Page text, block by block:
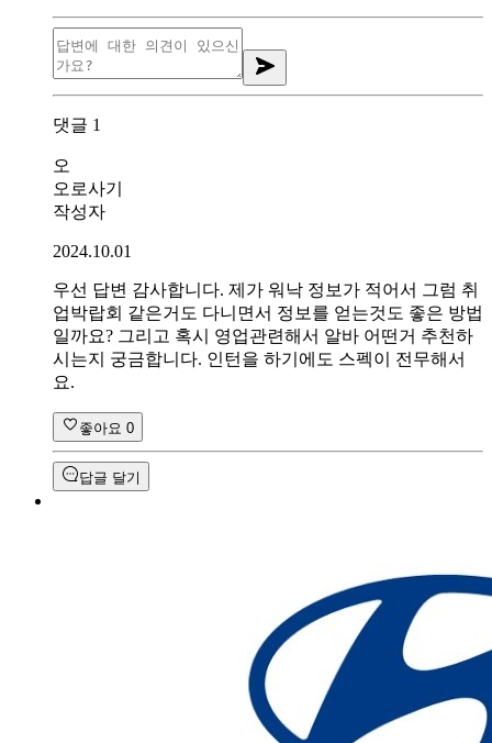
댓글 1
오
오로사기
작성자
2024.10.01
우선 답변 감사합니다. 제가 워낙 정보가 적어서 그럼 취
업박랍회 같은거도 다니면서 정보를 얻는것도 좋은 방법
일까요? 그리고 혹시 영업관련해서 알바 어떤거 추천하
시는지 궁금합니다. 인턴을 하기에도 스펙이 전무해서
요.
좋아요 0
답글 달기